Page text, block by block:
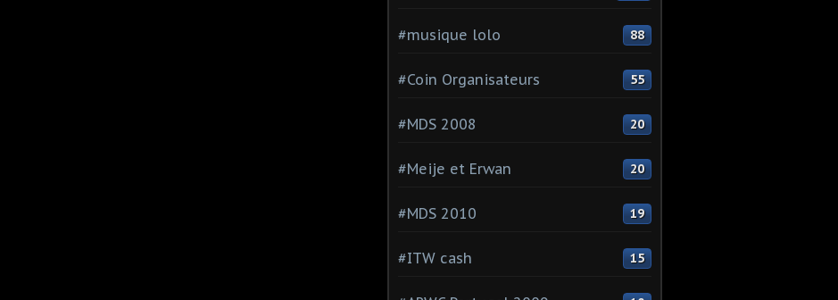
#musique lolo 88
#Coin Organisateurs 55
#MDS 2008 20
#Meije et Erwan 20
#MDS 2010 19
#ITW cash 15